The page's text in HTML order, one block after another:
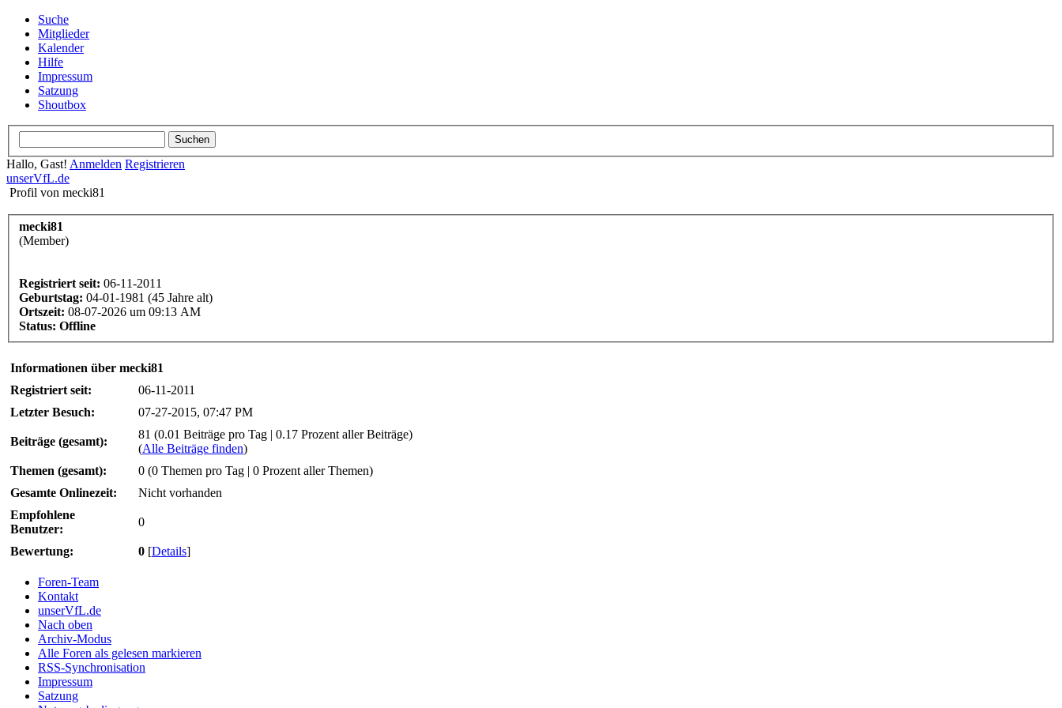
Suche
Mitglieder
Kalender
Hilfe
Impressum
Satzung
Shoutbox
Hallo, Gast! Anmelden Registrieren
unserVfL.de
Profil von mecki81
mecki81
(Member)
Registriert seit: 06-11-2011
Geburtstag: 04-01-1981 (45 Jahre alt)
Ortszeit: 08-07-2026 um 09:13 AM
Status: Offline
Informationen über mecki81
Registriert seit:
06-11-2011
Letzter Besuch:
07-27-2015, 07:47 PM
Beiträge (gesamt):
81 (0.01 Beiträge pro Tag | 0.17 Prozent aller Beiträge)
(Alle Beiträge finden)
Themen (gesamt):
0 (0 Themen pro Tag | 0 Prozent aller Themen)
Gesamte Onlinezeit:
Nicht vorhanden
Empfohlene
Benutzer:
0
Bewertung: 0 [Details]
Foren-Team
Kontakt
unserVfL.de
Nach oben
Archiv-Modus
Alle Foren als gelesen markieren
RSS-Synchronisation
Impressum
Satzung